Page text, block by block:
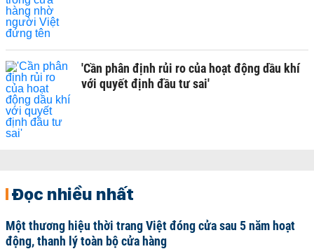
'Cần phân định rủi ro của hoạt động dầu khí
với quyết định đầu tư sai'
Đọc nhiều nhất
Một thương hiệu thời trang Việt đóng cửa sau 5 năm hoạt
động, thanh lý toàn bộ cửa hàng